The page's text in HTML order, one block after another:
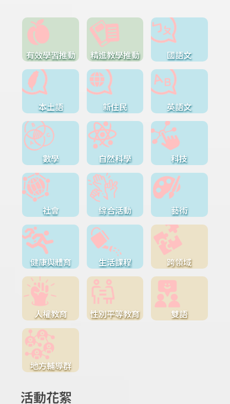
有效學習推動 精進教學推動 國語文
本土語 新住民 英語文
數學 自然科學 科技
社會 綜合活動 藝術
健康與體育 生活課程 跨領域
人權教育 性別平等教育 雙語
地方輔導群
活動花絮